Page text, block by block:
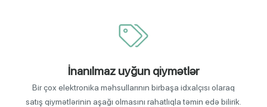
İnanılmaz uyğun qiymətlər
Bir çox elektronika məhsullarının birbaşa idxalçısı olaraq
satış qiymətlərinin aşağı olmasını rahatlıqla təmin edə bilirik.